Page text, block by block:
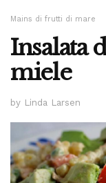
Mains di frutti di mare
Insalata
miele
by Linda Larsen